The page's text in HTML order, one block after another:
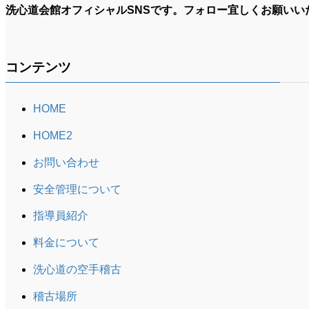
洗心道会館オフィシャルSNSです。フォロー宜しくお願いい
コンテンツ
HOME
HOME2
お問い合わせ
安全管理について
指導員紹介
料金について
洗心道の空手稽古
稽古場所